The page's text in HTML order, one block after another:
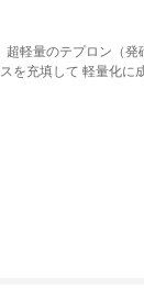
超軽量のテプロン（
スを充填して 軽量化に